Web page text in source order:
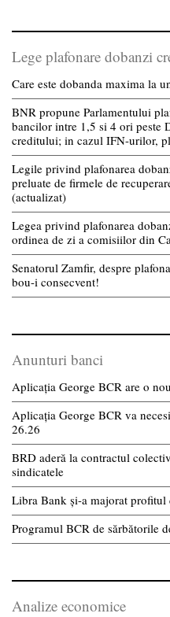
Lege plafonare dobanzi
Care este dobanda maxima la
BNR propune Parlamentului
bancilor intre 1,5 si 4 ori peste
creditului; in cazul IFN-urilor,
Legile privind plafonarea
preluate de firmele de
(actualizat)
Legea privind plafonarea
ordinea de zi a comisiilor din
Senatorul Zamfir, despre
bou-i consecvent!
Anunturi banci
Aplicația George BCR are o
Aplicația George BCR va
26.26
BRD aderă la contractul
sindicatele
Libra Bank și-a majorat
Programul BCR de sărbătorile
Analize economice